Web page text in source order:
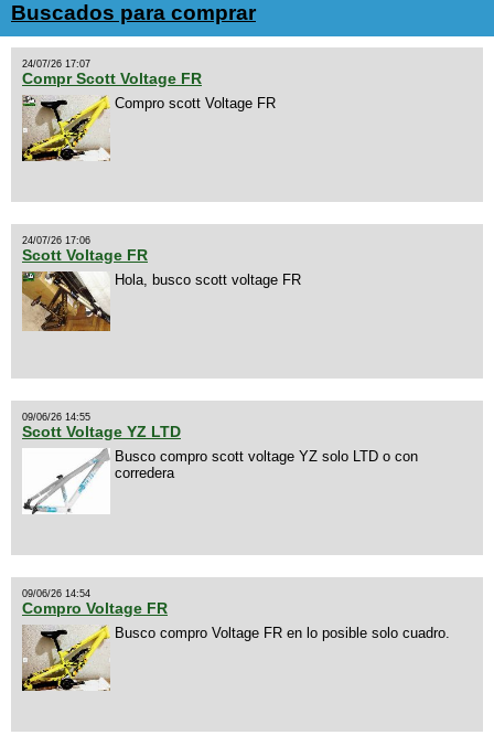
Buscados para comprar
24/07/26 17:07
Compr Scott Voltage FR
Compro scott Voltage FR
24/07/26 17:06
Scott Voltage FR
Hola, busco scott voltage FR
09/06/26 14:55
Scott Voltage YZ LTD
Busco compro scott voltage YZ solo LTD o con
corredera
09/06/26 14:54
Compro Voltage FR
Busco compro Voltage FR en lo posible solo cuadro.